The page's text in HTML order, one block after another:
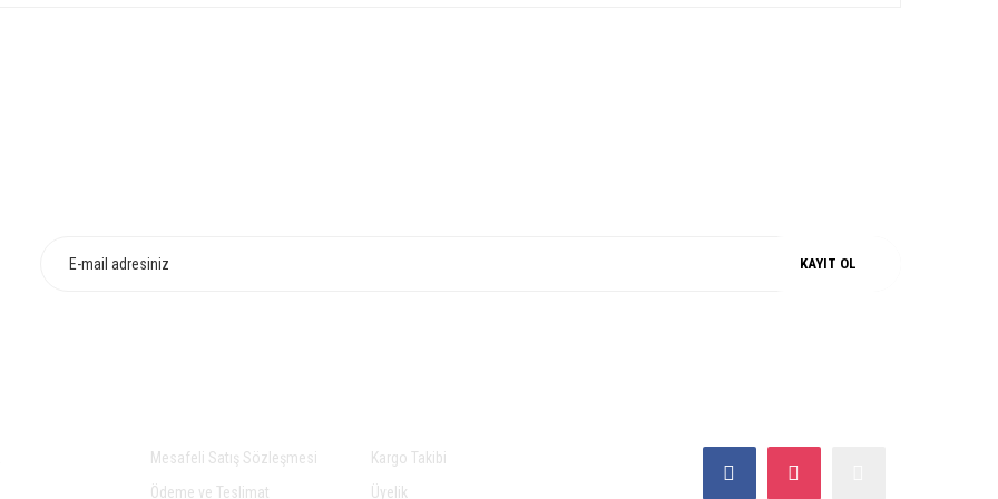
KAYIT OL
Mesafeli Satış Sözleşmesi
Ödeme ve Teslimat
Kargo Takibi
Üyelik